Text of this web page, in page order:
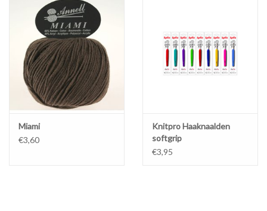
Miami
€3,60
Knitpro Haaknaalden
softgrip
€3,95